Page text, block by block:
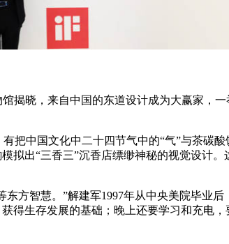
揭晓，来自中国的东道设计成为大赢家，
把中国文化中二十四节气中的“气”与茶碳
拟出“三香三”沉香店缥缈神秘的视觉设计
方智慧。”解建军1997年从中央美院毕业
得生存发展的基础；晚上还要学习和充电